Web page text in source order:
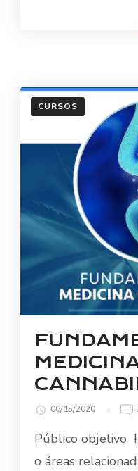
Read
CURSOS
06/15/2020
Público objetivo
o áreas